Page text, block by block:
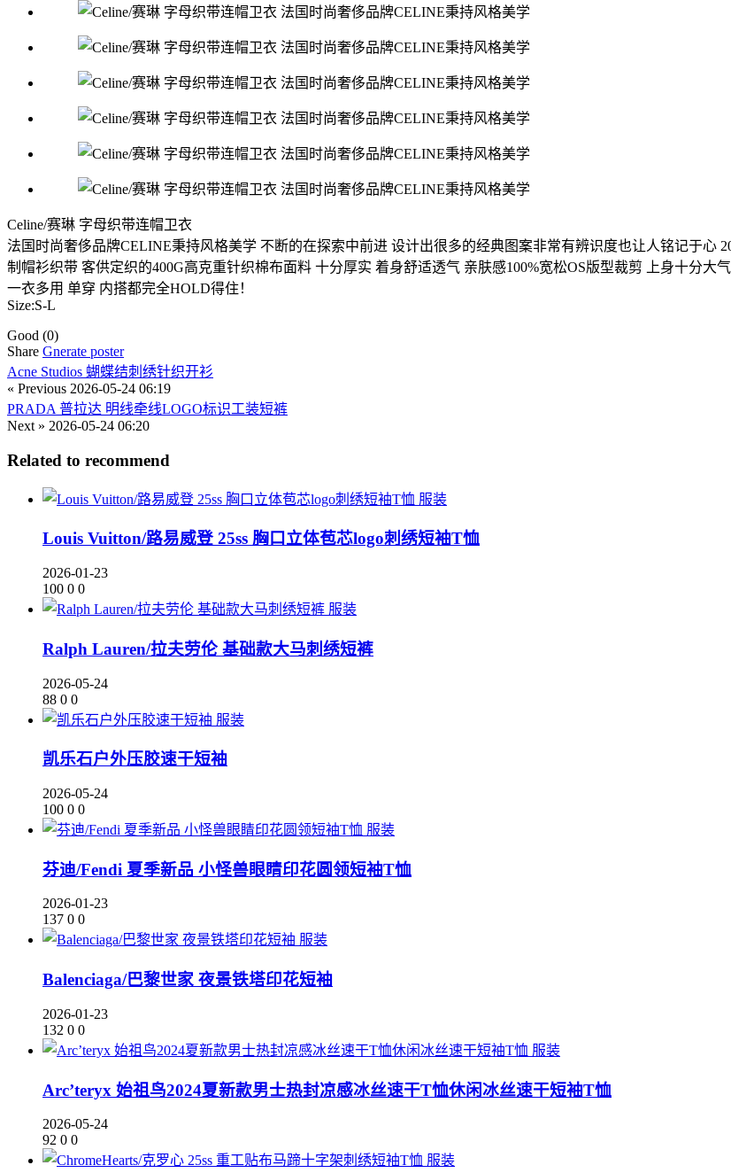
Celine/赛琳 字母织带连帽卫衣
法国时尚奢侈品牌CELINE秉持风格美学 不断的在探索中前进 设计出很多的经典图案非常有辨识度也让人铭记于心
制帽衫织带 客供定织的400G高克重针织棉布面料 十分厚实 着身舒适透气 亲肤感100%宽松OS版型裁剪 上身十分
一衣多用 单穿 内搭都完全HOLD得住！
Size:S-L
Good (0)
Share Gnerate poster
Acne Studios 蝴蝶结刺绣针织开衫
« Previous 2026-05-24 06:19
PRADA 普拉达 明线牵线LOGO标识工装短裤
Next » 2026-05-24 06:20
Related to recommend
服装
Louis Vuitton/路易威登 25ss 胸口立体苞芯logo刺绣短袖T恤
2026-01-23
100 0 0
服装
Ralph Lauren/拉夫劳伦 基础款大马刺绣短裤
2026-05-24
88 0 0
服装
凯乐石户外压胶速干短袖
2026-05-24
100 0 0
服装
芬迪/Fendi 夏季新品 小怪兽眼睛印花圆领短袖T恤
2026-01-23
137 0 0
服装
Balenciaga/巴黎世家 夜景铁塔印花短袖
2026-01-23
132 0 0
服装
Arc’teryx 始祖鸟2024夏新款男士热封凉感冰丝速干T恤休闲冰丝速干短袖T恤
2026-05-24
92 0 0
服装